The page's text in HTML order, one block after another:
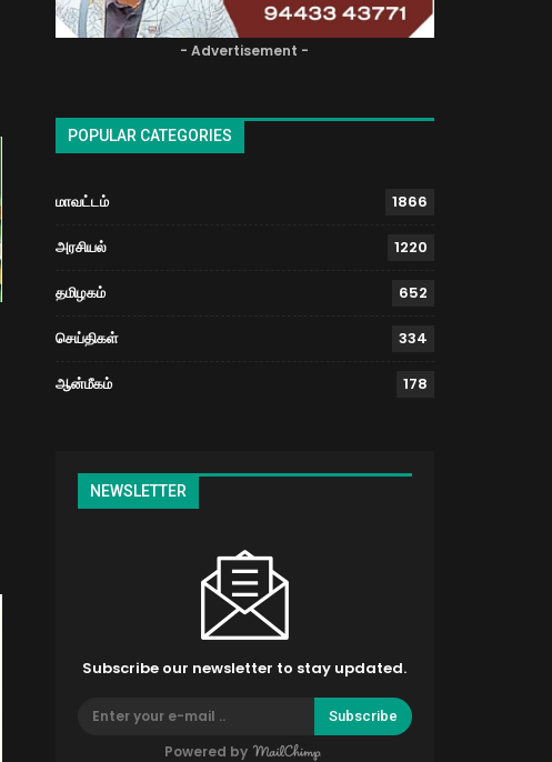
- Advertisement -
POPULAR CATEGORIES
மாவட்டம் 1866
அரசியல் 1220
தமிழகம் 652
செய்திகள் 334
ஆன்மீகம் 178
NEWSLETTER
Subscribe our newsletter to stay updated.
Subscribe
Powered by